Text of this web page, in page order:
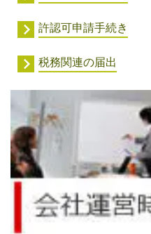
許認可申請手続き
税務関連の届出